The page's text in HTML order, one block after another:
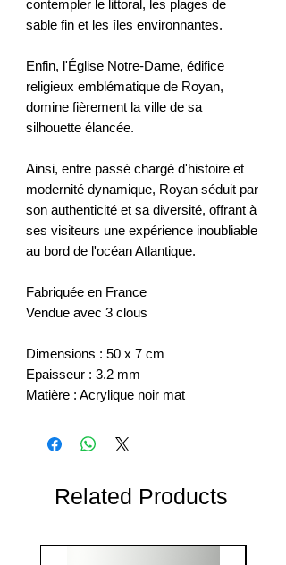
contempler le littoral, les plages de
sable fin et les îles environnantes.
Enfin, l'Église Notre-Dame, édifice
religieux emblématique de Royan,
domine fièrement la ville de sa
silhouette élancée.
Ainsi, entre passé chargé d'histoire et
modernité dynamique, Royan séduit par
son authenticité et sa diversité, offrant à
ses visiteurs une expérience inoubliable
au bord de l'océan Atlantique.
Fabriquée en France
Vendue avec 3 clous
Dimensions : 50 x 7 cm
Epaisseur : 3.2 mm
Matière : Acrylique noir mat
Related Products